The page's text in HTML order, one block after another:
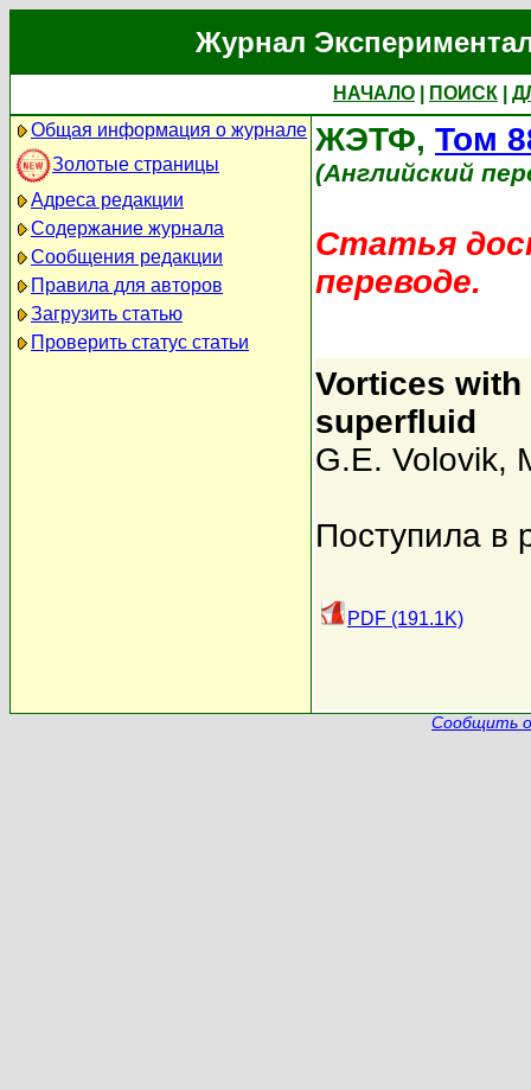
Журнал
НАЧАЛО ПОИСК
Общая информация о журнале
Золотые страницы
Адреса редакции
Содержание журнала
Сообщения редакции
Правила для авторов
Загрузить статью
Проверить статус статьи
ЖЭТФ, Том
(Английский
Статья
переводе.
Vortices
superfluid
G.E. Volovik,
Поступила в
PDF (191.1K)
Сообщить о